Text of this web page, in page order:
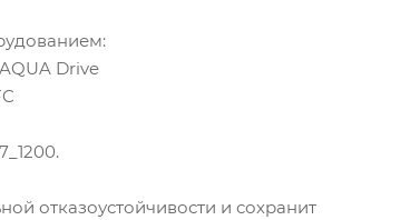
Drive
отказоустойчивости и сохранит